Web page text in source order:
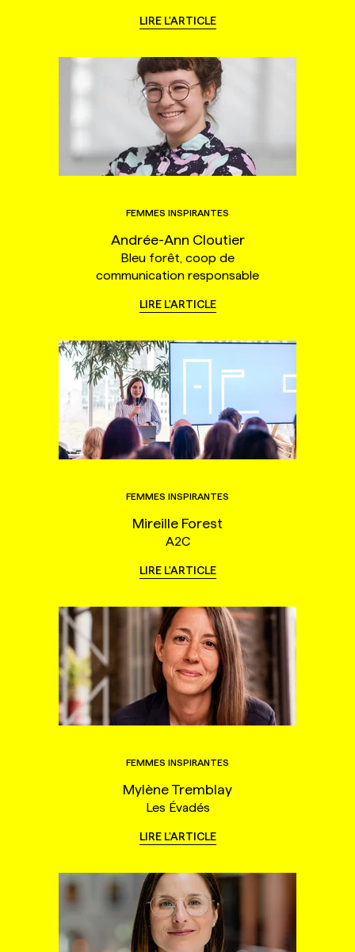
LIRE L'ARTICLE
FEMMES INSPIRANTES
Andrée-Ann Cloutier
Bleu forêt, coop de
communication responsable
LIRE L'ARTICLE
FEMMES INSPIRANTES
Mireille Forest
A2C
LIRE L'ARTICLE
FEMMES INSPIRANTES
Mylène Tremblay
Les Évadés
LIRE L'ARTICLE